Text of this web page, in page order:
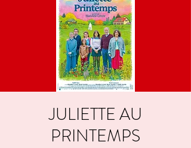
JULIETTE AU
PRINTEMPS